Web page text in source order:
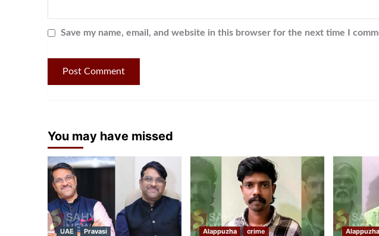
Save my name, email, and website in this browser for the next time I
You may have missed
UAE Pravasi Alappuzha crime Alappuzha